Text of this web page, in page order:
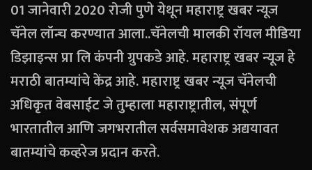
01 जानेवारी 2020 रोजी पुणे येथून महाराष्ट्र खबर न्यूज
चॅनेल लॉन्च करण्यात आला..चॅनेलची मालकी रॉयल मीडिया
डिझाइन्स प्रा लि कंपनी ग्रुपकडे आहे. महाराष्ट्र खबर न्यूज हे
मराठी बातम्यांचे केंद्र आहे. महाराष्ट्र खबर न्यूज चॅनेलची
अधिकृत वेबसाईट जे तुम्हाला महाराष्ट्रातील, संपूर्ण
भारतातील आणि जगभरातील सर्वसमावेशक अद्ययावत
बातम्यांचे कव्हरेज प्रदान करते.